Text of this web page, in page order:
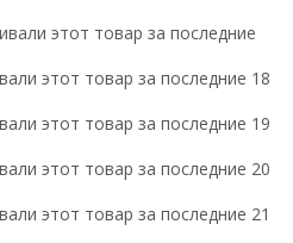
этот товар за последние
этот товар за последние 18
этот товар за последние 19
этот товар за последние 20
этот товар за последние 21